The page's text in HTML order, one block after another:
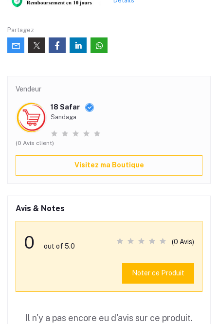
Partagez
Vendeur
18 Safar
Sandaga
(0 Avis client)
Visitez ma Boutique
Avis & Notes
0 out of 5.0
(0 Avis)
Noter ce Produit
Il n'y a pas encore eu d'avis sur ce produit.